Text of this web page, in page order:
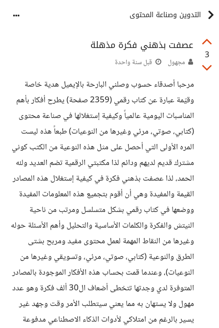
التدوين وصناعة المحتوى
3
عصفت بذهني فكرة مذهلة
مجهول قبل سنة واحدة
مرحبا أصدقاء حسوب وصلني البارحة بالإيميل هدية خاصة
وقيّمة عبارة عن كتاب رقمي (2359 صفحة) يطرح أفكار بأهم
المناسبات اليومية عالمياً وكيفية إستغلالها في صناعة محتوى
(كتابي، صوتي، مرئي وغيرها من النوعيات) طبعاً هذه ليست
المره الأولى التي أحصل على مثل هذه النوعية من الكتب كوني
مشترك قديم لديهم ودائم لذا مكتبتي الرقمية تضم العديد ولله
الحمد، لذا عصفت بذهني فكرة في كيفية إستغلال هذه المصادر
القيمة والمفيدة وهي أن أقوم بتجميع هذه المعلومات المفيدة
ووضعها في كتاب رقمي بشكل متسلسل ومرتب من ناحية
النيتش والفكرة والكلمات الأساسية والتحليل وأهم الأسئلة حوله
وغيرها من النقاط المهمة لعمل محتوى مفيد ومربح بشتى
الطرق والنوعية (كتابي، صوتي، مرئي، وتسويقي وغيرها من
النوعيات)، وعندما قمت بحساب هذه الأفكار الموجودة بالمصادر
المتوفرة لدي وجدتها تتخطى أضعاف ال30 ألف فكرة وهو عدد
مهول ولا يستهان به مما يعني سيتطلب الأمر وقت وجهد غير
يسير بالرغم من امتلاكي لأدوات الذكاء الاصطناعي مدفوعة